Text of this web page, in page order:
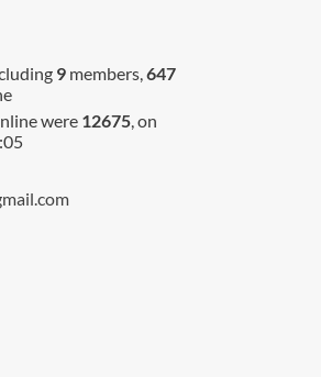
9members,647
were 12675, on